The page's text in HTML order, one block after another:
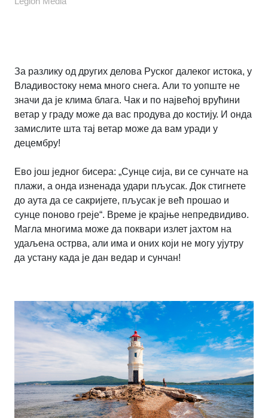
За разлику од других делова Руског далеког истока, у
Владивостоку нема много снега. Али то уопште не
значи да је клима блага. Чак и по највећој врућини
ветар у граду може да вас продува до костију. И онда
замислите шта тај ветар може да вам уради у
децембру!
Ево још једног бисера: „Сунце сија, ви се сунчате на
плажи, а онда изненада удари пљусак. Док стигнете
до аута да се сакријете, пљусак је већ прошао и
сунце поново греје“. Време је крајње непредвидиво.
Магла многима може да поквари излет јахтом на
удаљена острва, али има и оних који не могу ујутру
да устану када је дан ведар и сунчан!